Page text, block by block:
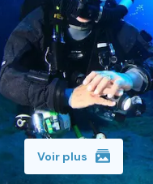
Voir plus